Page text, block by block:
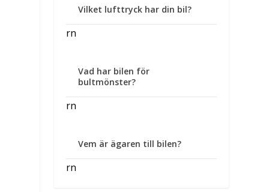
Vilket lufttryck har din bil?
rn
Vad har bilen för
bultmönster?
rn
Vem är ägaren till bilen?
rn